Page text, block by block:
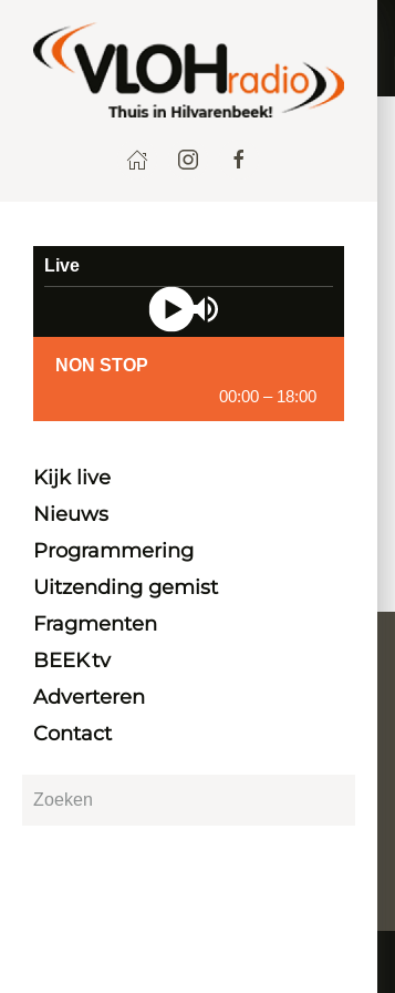
Live
NON STOP
00:00– 18:00
Kijk live
Nieuws
Programmering
Uitzending gemist
Fragmenten
BEEK tv
Adverteren
Contact